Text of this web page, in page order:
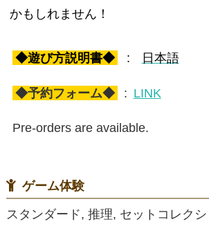
かもしれません！
◆遊び方説明書◆ : 日本語
◆予約フォーム◆ : LINK
Pre-orders are available.
ゲーム体験
スタンダード, 推理, セットコレク